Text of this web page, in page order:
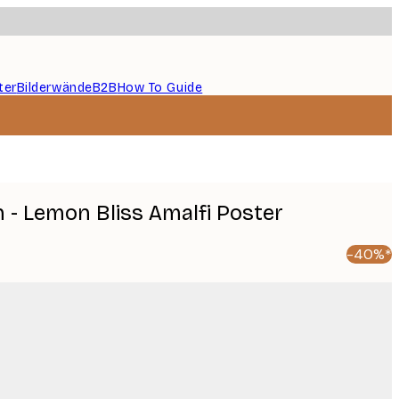
BilderwändeB2BHow To Guide
Lemon Bliss Amalfi Poster
-40%*